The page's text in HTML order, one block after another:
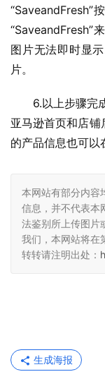
“SaveandFresh”
“SaveandFresh”
图片无法即时显
片。
6.以上步骤完
亚马逊首页和店
的产品信息也可以
本网站有部分内容
信息，并不代表本
法鉴别所上传图片
我们，本网站将在
转转请注明出处：
生成海报